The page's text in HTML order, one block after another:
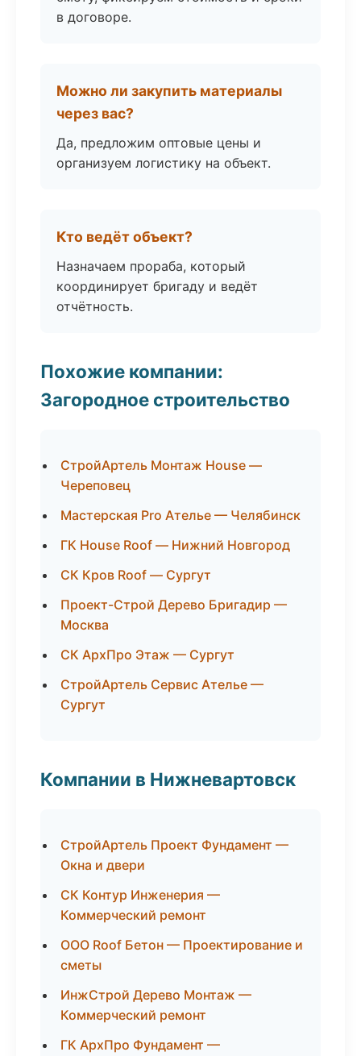
в договоре.
Можно ли закупить материалы
через вас?
Да, предложим оптовые цены и
организуем логистику на объект.
Кто ведёт объект?
Назначаем прораба, который
координирует бригаду и ведёт
отчётность.
Похожие компании:
Загородное строительство
СтройАртель Монтаж House —
Череповец
Мастерская Pro Ателье — Челябинск
ГК House Roof — Нижний Новгород
СК Кров Roof — Сургут
Проект-Строй Дерево Бригадир —
Москва
СК АрхПро Этаж — Сургут
СтройАртель Сервис Ателье —
Сургут
Компании в Нижневартовск
СтройАртель Проект Фундамент —
Окна и двери
СК Контур Инженерия —
Коммерческий ремонт
ООО Roof Бетон — Проектирование и
сметы
ИнжСтрой Дерево Монтаж —
Коммерческий ремонт
ГК АрхПро Фундамент —